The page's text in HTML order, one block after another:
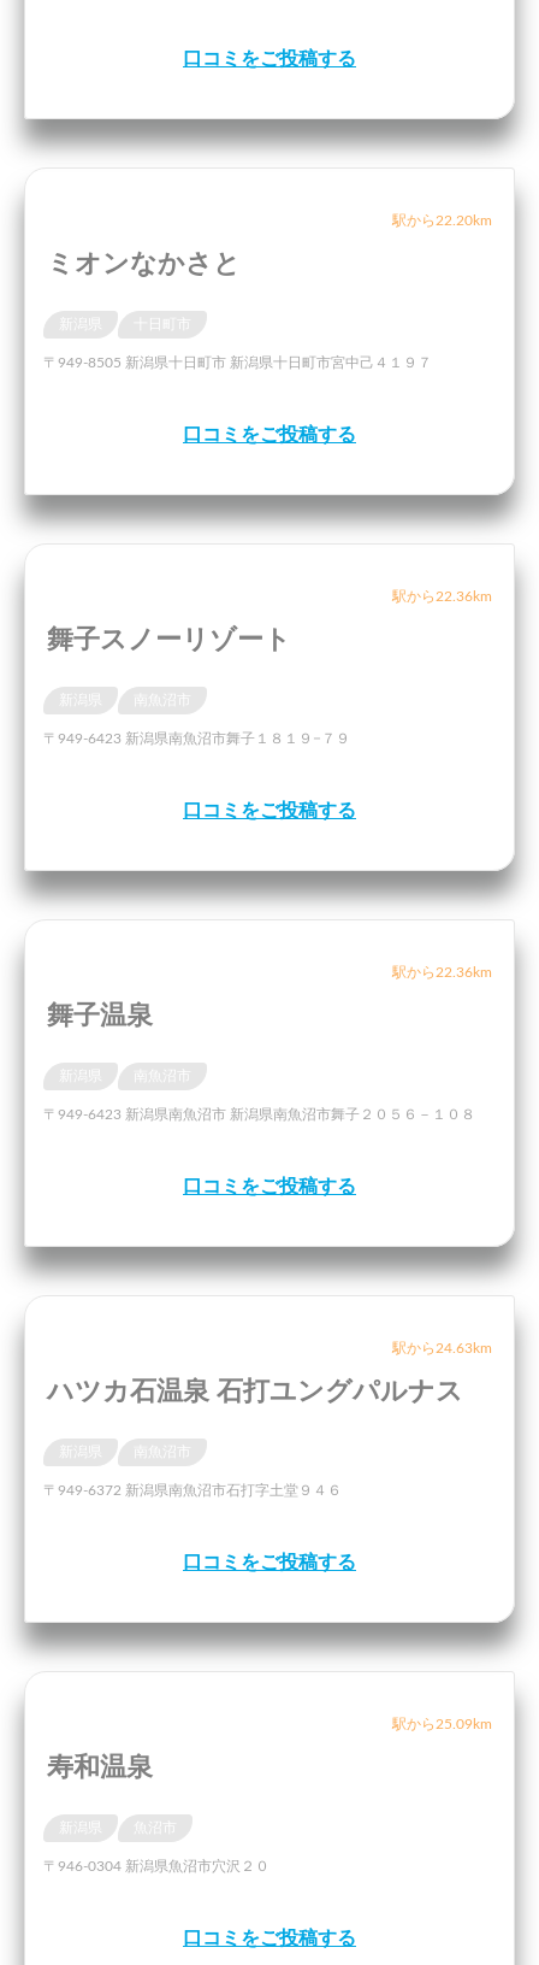
口コミをご投稿する
駅から22.20km
ミオンなかさと
〒949-8505 新潟県十日町市 新潟県十日町市宮中己４１９７
口コミをご投稿する
駅から22.36km
舞子スノーリゾート
〒949-6423 新潟県南魚沼市舞子１８１９−７９
口コミをご投稿する
駅から22.36km
舞子温泉
〒949-6423 新潟県南魚沼市 新潟県南魚沼市舞子２０５６－１０８
口コミをご投稿する
駅から24.63km
ハツカ石温泉 石打ユングパルナス
〒949-6372 新潟県南魚沼市石打字土堂９４６
口コミをご投稿する
駅から25.09km
寿和温泉
〒946-0304 新潟県魚沼市穴沢２０
口コミをご投稿する